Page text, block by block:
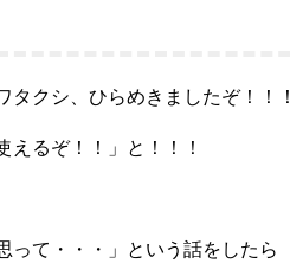
クシ、ひらめきましたぞ！！！
えるぞ！！」と！！！
って・・・」という話をしたら